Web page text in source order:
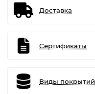
Доставка
Сертификаты
Виды покрытий